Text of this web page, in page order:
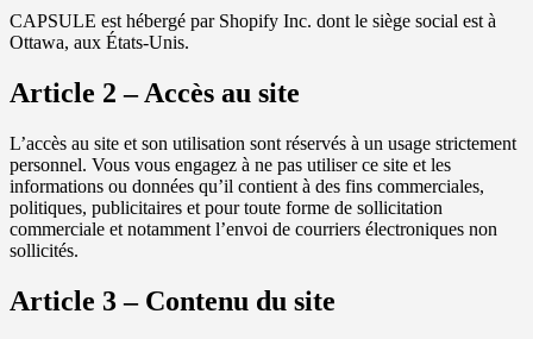
CAPSULE est hébergé par Shopify Inc. dont le siège social est à
Ottawa, aux États-Unis.
Article 2 – Accès au site
L’accès au site et son utilisation sont réservés à un usage strictement
personnel. Vous vous engagez à ne pas utiliser ce site et les
informations ou données qu’il contient à des fins commerciales,
politiques, publicitaires et pour toute forme de sollicitation
commerciale et notamment l’envoi de courriers électroniques non
sollicités.
Article 3 – Contenu du site